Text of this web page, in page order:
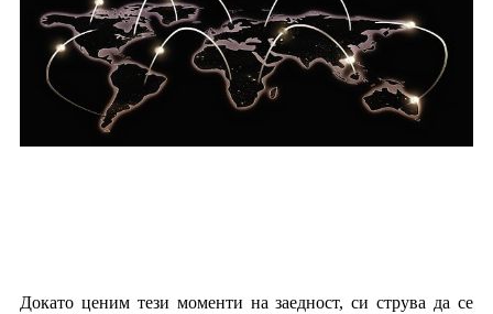
Докато ценим тези моменти на заедност, си струва да се